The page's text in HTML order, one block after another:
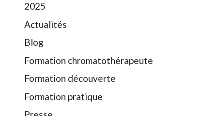
2025
Actualités
Blog
Formation chromatothérapeute
Formation découverte
Formation pratique